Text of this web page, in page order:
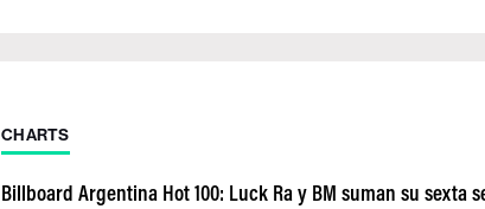
CHARTS
Billboard Argentina Hot 100: Luck Ra y BM suman su sexta